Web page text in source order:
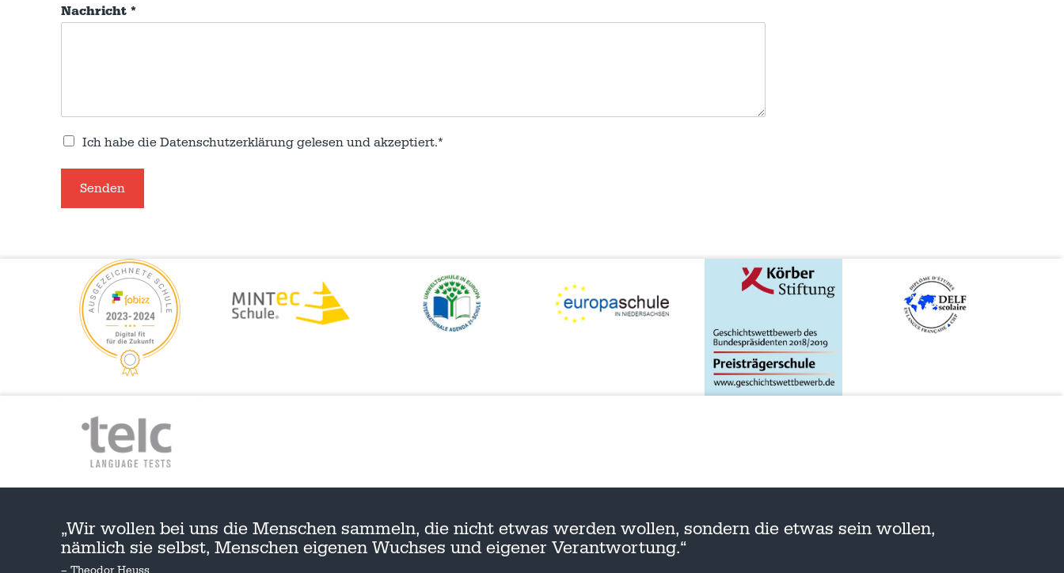
Nachricht *
Ich habe die Datenschutzerklärung gelesen und akzeptiert.*
Senden
„Wir wollen bei uns die Menschen sammeln, die nicht etwas werden wollen, sondern die etwas sein wollen,
nämlich sie selbst, Menschen eigenen Wuchses und eigener Verantwortung.“